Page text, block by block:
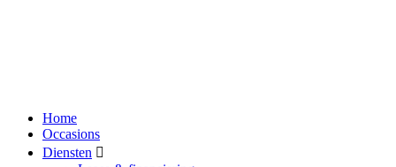
Home
Occasions
Diensten